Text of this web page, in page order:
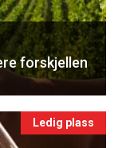
forskjellen
Ledig plass